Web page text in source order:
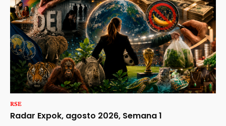
RSE
Radar Expok, agosto 2026, Semana 1